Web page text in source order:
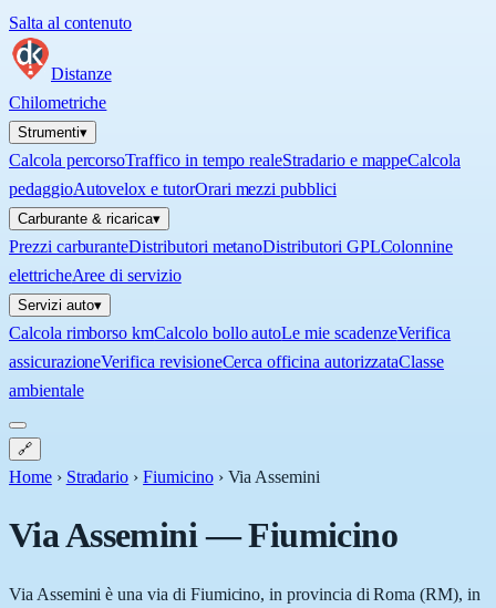
Salta al contenuto
Distanze
Chilometriche
Strumenti▾
Calcola percorsoTraffico in tempo realeStradario e mappeCalcola
pedaggioAutovelox e tutorOrari mezzi pubblici
Carburante & ricarica▾
Prezzi carburanteDistributori metanoDistributori GPLColonnine
elettricheAree di servizio
Servizi auto▾
Calcola rimborso kmCalcolo bollo autoLe mie scadenzeVerifica
assicurazioneVerifica revisioneCerca officina autorizzataClasse
ambientale
🔗
Home › Stradario › Fiumicino › Via Assemini
Via Assemini—Fiumicino
Via Assemini è una via di Fiumicino, in provincia di Roma (RM), in